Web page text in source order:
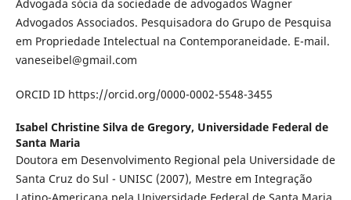
Advogada sócia da sociedade de advogados Wagner
Advogados Associados. Pesquisadora do Grupo de Pesquisa
em Propriedade Intelectual na Contemporaneidade. E-mail.
vaneseibel@gmail.com
ORCID ID https://orcid.org/0000-0002-5548-3455
Isabel Christine Silva de Gregory, Universidade Federal de
Santa Maria
Doutora em Desenvolvimento Regional pela Universidade de
Santa Cruz do Sul - UNISC (2007), Mestre em Integração
Latino-Americana pela Universidade Federal de Santa Maria